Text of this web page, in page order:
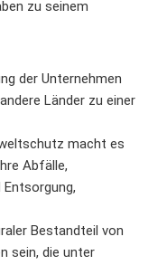
zu seinem
der Unternehmen
Länder zu einer
macht es
Abfälle,
Bestandteil von
sein, die unter